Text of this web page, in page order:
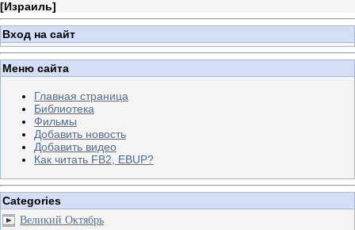
[Израиль]
Вход на сайт
Меню сайта
Главная страница
Библиотека
Фильмы
Добавить новость
Добавить видео
Как читать FB2, EBUP?
Categories
Великий Октябрь